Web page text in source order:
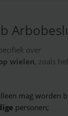
over
wielen, zoals
mag worden
personen;